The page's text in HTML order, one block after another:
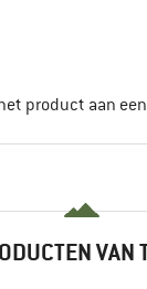
product aan
VAN